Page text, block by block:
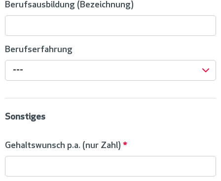
Berufsausbildung (Bezeichnung)
Berufserfahrung
---
Sonstiges
Gehaltswunsch p.a. (nur Zahl) *